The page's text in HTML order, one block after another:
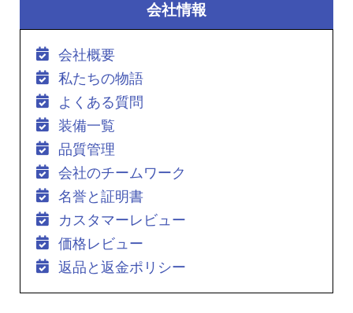
会社情報
会社概要
私たちの物語
よくある質問
装備一覧
品質管理
会社のチームワーク
名誉と証明書
カスタマーレビュー
価格レビュー
返品と返金ポリシー